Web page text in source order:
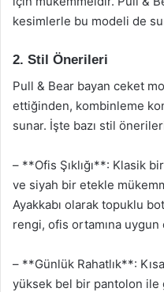
kesimlerle bu modeli de
2. Stil Önerileri
Pull & Bear bayan ceket
ettiğinden, kombinleme
sunar. İşte bazı stil
– **Ofis Şıklığı**: Klasik
ve siyah bir etekle
Ayakkabı olarak topuklu
rengi, ofis ortamına uygun
– **Günlük Rahatlık**:
yüksek bel bir pantolon ile